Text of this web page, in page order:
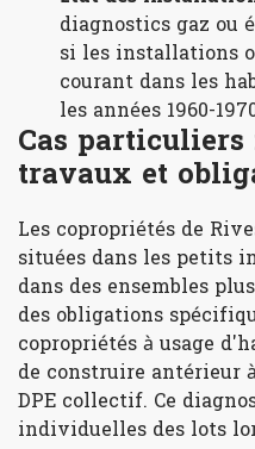
diagnostics gaz ou
si les installations
courant dans les
les années 1960-
Cas
travaux et
Les copropriétés de
situées dans les petits
dans des ensembles
des obligations
copropriétés à usage
de construire antérieur
DPE collectif. Ce
individuelles des lots